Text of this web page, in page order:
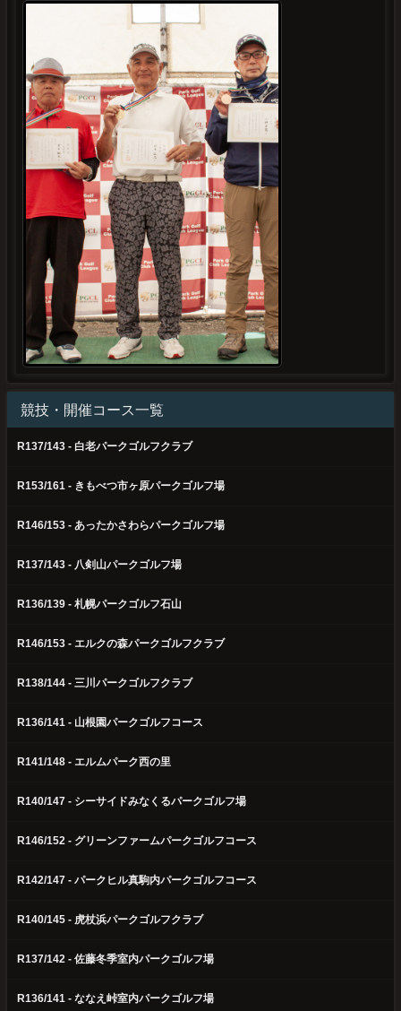
競技・開催コース一覧
R137/143 - 白老パークゴルフクラブ
R153/161 - きもべつ市ヶ原パークゴルフ場
R146/153 - あったかさわらパークゴルフ場
R137/143 - 八剣山パークゴルフ場
R136/139 - 札幌パークゴルフ石山
R146/153 - エルクの森パークゴルフクラブ
R138/144 - 三川パークゴルフクラブ
R136/141 - 山根園パークゴルフコース
R141/148 - エルムパーク西の里
R140/147 - シーサイドみなくるパークゴルフ場
R146/152 - グリーンファームパークゴルフコース
R142/147 - パークヒル真駒内パークゴルフコース
R140/145 - 虎杖浜パークゴルフクラブ
R137/142 - 佐藤冬季室内パークゴルフ場
R136/141 - ななえ峠室内パークゴルフ場